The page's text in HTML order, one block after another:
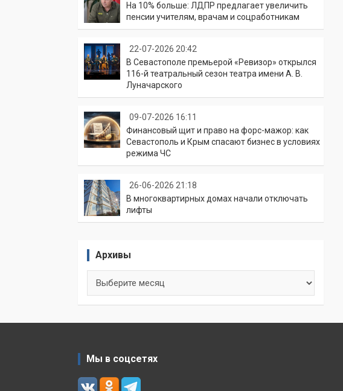
На 10% больше: ЛДПР предлагает увеличить
пенсии учителям, врачам и соцработникам
22-07-2026 20:42
В Севастополе премьерой «Ревизор» открылся
116-й театральный сезон театра имени А. В.
Луначарского
09-07-2026 16:11
Финансовый щит и право на форс-мажор: как
Севастополь и Крым спасают бизнес в условиях
режима ЧС
26-06-2026 21:18
В многоквартирных домах начали отключать
лифты
Архивы
Мы в соцсетях